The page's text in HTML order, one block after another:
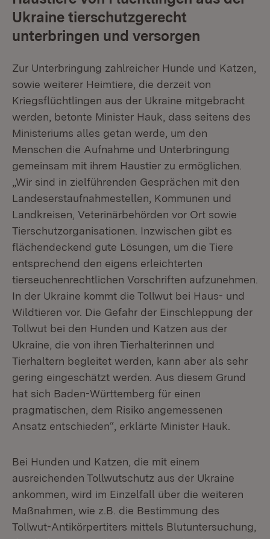
Ukraine tierschutzgerecht
unterbringen und versorgen
Zur Unterbringung zahlreicher Hunde und Katzen,
sowie weiterer Heimtiere, die derzeit von
Kriegsflüchtlingen aus der Ukraine mitgebracht
werden, betonte Minister Hauk, dass seitens des
Ministeriums alles getan werde, um den
Menschen die Aufnahme und Unterbringung
gemeinsam mit ihrem Haustier zu ermöglichen.
„Wir sind in zielführenden Gesprächen mit den
Landeserstaufnahmestellen, Kommunen und
Landkreisen, Veterinärbehörden vor Ort sowie
Tierschutzorganisationen. Inzwischen gibt es
flächendeckend gute Lösungen, um die Tiere
entsprechend den eigens erleichterten
tierseuchenrechtlichen Vorschriften aufzunehmen.
In der Ukraine kommt die Tollwut bei Haus- und
Wildtieren vor. Die Gefahr der Einschleppung der
Tollwut bei den Hunden und Katzen aus der
Ukraine, die von ihren Tierhalterinnen und
Tierhaltern begleitet werden, kann aber als sehr
gering eingeschätzt werden. Aus diesem Grund
hat sich Baden-Württemberg für einen
pragmatischen, dem Risiko angemessenen
Ansatz entschieden“, erklärte Minister Hauk.
Bei Hunden und Katzen, die mit einem
ausreichenden Tollwutschutz aus der Ukraine
ankommen, wird im Einzelfall über die weiteren
Maßnahmen, wie z.B. die Bestimmung des
Tollwut-Antikörpertiters mittels Blutuntersuchung,